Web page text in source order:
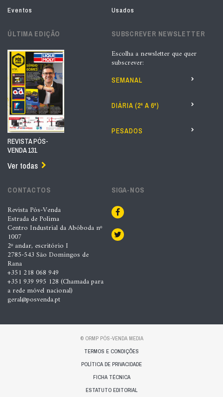
Eventos
Usados
ÚLTIMA EDIÇÃO
REVISTA PÓS-
VENDA 131
Ver todas
SUBSCREVER NEWSLETTER
Escolha a newsletter que quer
subscrever:
SEMANAL
DIÁRIA (2ª A 6ª)
PESADOS
CONTACTOS
Revista Pós-Venda
Estrada de Polima
Centro Industrial da Abóboda nº
1007
2º andar, escritório I
2785-543 São Domingos de
Rana
+351 218 068 949
+351 939 995 128 (Chamada para
a rede móvel nacional)
geral@posvenda.pt
SIGA-NOS
© ORMP PÓS-VENDA MEDIA
TERMOS E CONDIÇÕES
POLÍTICA DE PRIVACIDADE
FICHA TÉCNICA
ESTATUTO EDITORIAL